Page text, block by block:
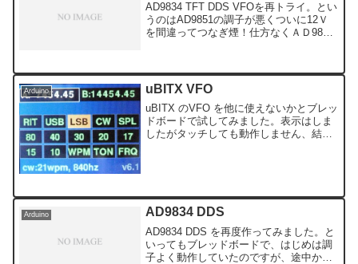
AD9834 TFT DDS VFOを再トライ。とい
うのはAD9851の調子が悪くついに12Ｖ
を間違ってつなぎ煙！仕方なくＡＤ9834
発振周...
Arduino uBITX VFO
uBITX のVFO を他に使えないかとブレッ
ドボードで試してみました。表示はしま
したがタッチしても動作しません、結果
Arduino AD9834 DDS
AD9834 DDS を再度作ってみました。と
いってもブレッドボードで、はじめは調
子よく動作していたのですが、途中から